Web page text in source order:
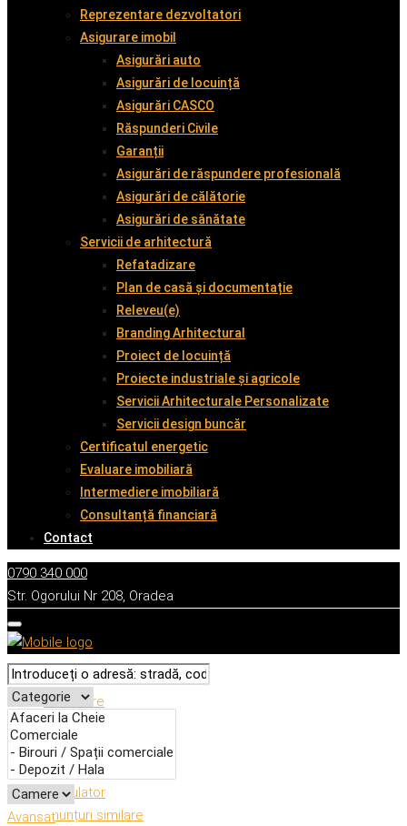
Reprezentare dezvoltatori
Asigurare imobil
Asigurări auto
Asigurări de locuință
Asigurări CASCO
Răspunderi Civile
Garanții
Asigurări de răspundere profesională
Asigurări de călătorie
Asigurări de sănătate
Servicii de arhitectură
Refatadizare
Plan de casă și documentație
Releveu(e)
Branding Arhitectural
Proiect de locuință
Proiecte industriale și agricole
Servicii Arhitecturale Personalizate
Servicii design buncăr
Certificatul energetic
Evaluare imobiliară
Intermediere imobiliară
Consultanță financiară
Contact
0790 340 000
Str. Ogorului Nr 208, Oradea
Avansat
Descriere
Caracteristici
Adresă
Detalii
Calculator
Anunțuri similare